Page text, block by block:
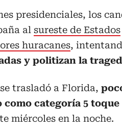
presidenciales, los
al sureste de Estados
huracanes,
y politizan la
trasladó a Florida,
categoría 5
miércoles en la noche.